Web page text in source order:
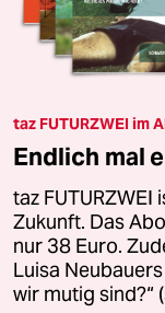
taz FUTURZWEI im
Endlich mal
taz
Zukunft. Das
nur 38 Euro.
Luisa
wir mutig sind?“